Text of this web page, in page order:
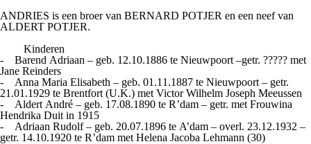
ANDRIES is een broer van BERNARD POTJER en een neef van
ALDERT POTJER.
Kinderen
- Barend Adriaan – geb. 12.10.1886 te Nieuwpoort –getr. ????? met
Jane Reinders
- Anna Maria Elisabeth – geb. 01.11.1887 te Nieuwpoort – getr.
21.01.1929 te Brentfort (U.K.) met Victor Wilhelm Joseph Meeussen
- Aldert André – geb. 17.08.1890 te R’dam – getr. met Frouwina
Hendrika Duit in 1915
- Adriaan Rudolf – geb. 20.07.1896 te A’dam – overl. 23.12.1932 –
getr. 14.10.1920 te R’dam met Helena Jacoba Lehmann (30)